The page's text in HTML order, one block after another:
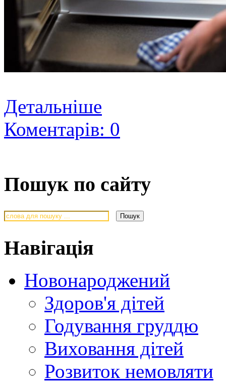
Детальніше
Коментарів: 0
Пошук по сайту
Навігація
Новонароджений
Здоров'я дітей
Годування груддю
Виховання дітей
Розвиток немовляти